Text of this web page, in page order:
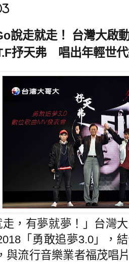
說走就走！ 台灣大啟
抒天弗 唱出年輕世
，有夢就夢！」台灣
「勇敢追夢3.0」，
與流行音樂業者福茂唱